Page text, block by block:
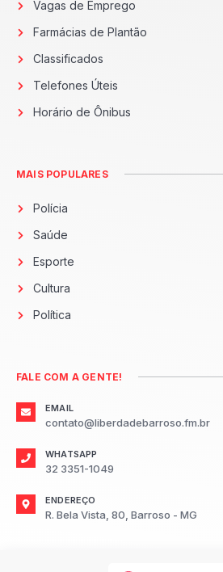
Vagas de Emprego
Farmácias de Plantão
Classificados
Telefones Úteis
Horário de Ônibus
MAIS POPULARES
Polícia
Saúde
Esporte
Cultura
Política
FALE COM A GENTE!
EMAIL
contato@liberdadebarroso.fm.br
WHATSAPP
32 3351-1049
ENDEREÇO
R. Bela Vista, 80, Barroso - MG